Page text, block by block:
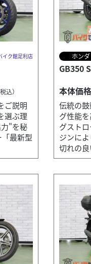
イク館足利店
税込）
ご説明
選ぶ理
"を秘
最新型
ホンダ
GB350 S
本体価
伝統の
グ性能
グスト
ジンに
切れの